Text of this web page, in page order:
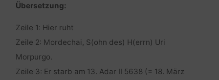
Übersetzung:
Zeile 1: Hier ruht
Zeile 2: Mordechai, S(ohn des) H(errn) Uri
Morpurgo.
Zeile 3: Er starb am 13. Adar II 5638 (= 18. März